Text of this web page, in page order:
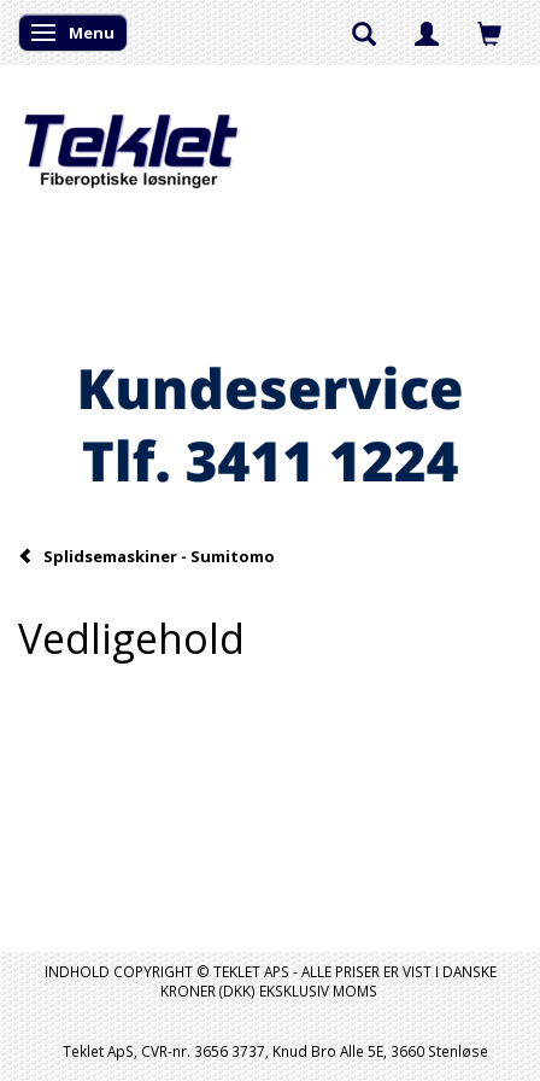
Skifte navigation
Menu
Splidsemaskiner - Sumitomo
Vedligehold
INDHOLD COPYRIGHT © TEKLET APS - ALLE PRISER ER VIST I DANSKE
KRONER (DKK) EKSKLUSIV MOMS
Teklet ApS, CVR-nr. 3656 3737, Knud Bro Alle 5E, 3660 Stenløse